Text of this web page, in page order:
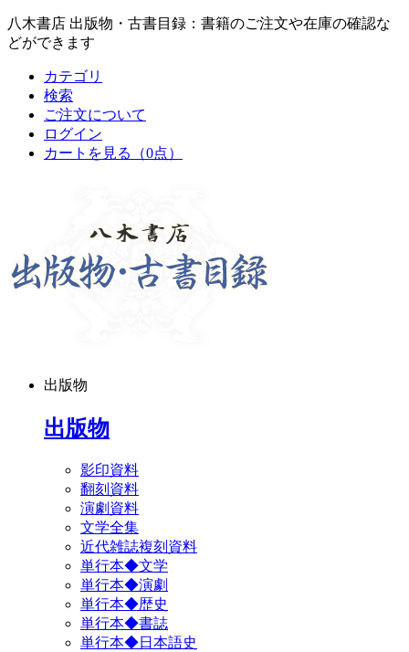
八木書店 出版物・古書目録：書籍のご注文や在庫の確認な
どができます
カテゴリ
検索
ご注文について
ログイン
カートを見る
（0点）
出版物
出版物
影印資料
翻刻資料
演劇資料
文学全集
近代雑誌複刻資料
単行本◆文学
単行本◆演劇
単行本◆歴史
単行本◆書誌
単行本◆日本語史